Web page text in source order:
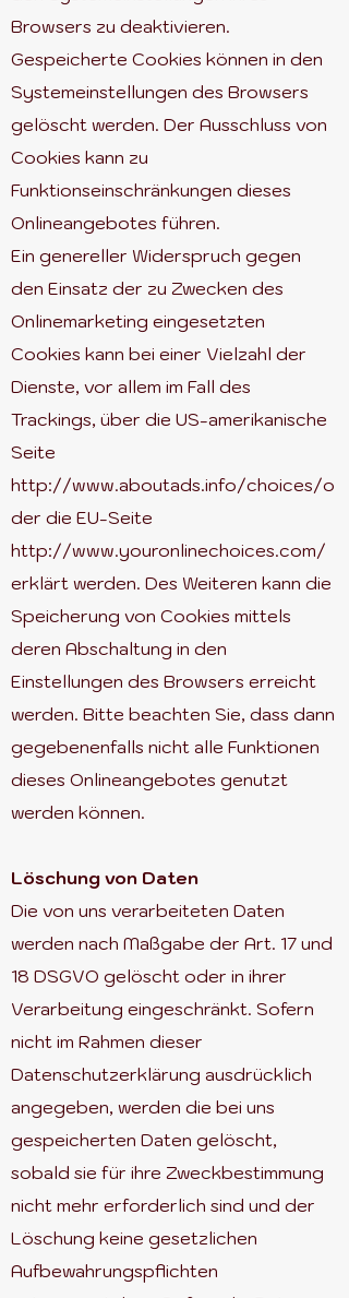
Browsers zu deaktivieren.
Gespeicherte Cookies können in den
Systemeinstellungen des Browsers
gelöscht werden. Der Ausschluss von
Cookies kann zu
Funktionseinschränkungen dieses
Onlineangebotes führen.
Ein genereller Widerspruch gegen
den Einsatz der zu Zwecken des
Onlinemarketing eingesetzten
Cookies kann bei einer Vielzahl der
Dienste, vor allem im Fall des
Trackings, über die US-amerikanische
Seite
http://www.aboutads.info/choices/o
der die EU-Seite
http://www.youronlinechoices.com/
erklärt werden. Des Weiteren kann die
Speicherung von Cookies mittels
deren Abschaltung in den
Einstellungen des Browsers erreicht
werden. Bitte beachten Sie, dass dann
gegebenenfalls nicht alle Funktionen
dieses Onlineangebotes genutzt
werden können.
Löschung von Daten
Die von uns verarbeiteten Daten
werden nach Maßgabe der Art. 17 und
18 DSGVO gelöscht oder in ihrer
Verarbeitung eingeschränkt. Sofern
nicht im Rahmen dieser
Datenschutzerklärung ausdrücklich
angegeben, werden die bei uns
gespeicherten Daten gelöscht,
sobald sie für ihre Zweckbestimmung
nicht mehr erforderlich sind und der
Löschung keine gesetzlichen
Aufbewahrungspflichten